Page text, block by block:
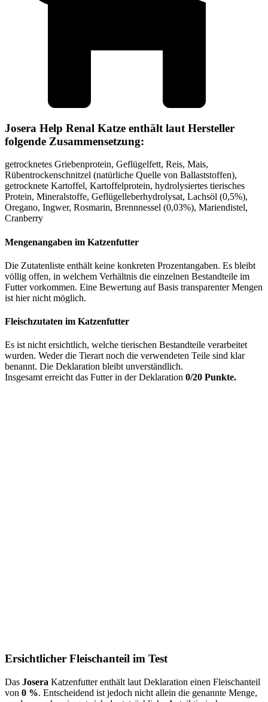
Josera Help Renal Katze enthält laut Hersteller
folgende Zusammensetzung:
getrocknetes Griebenprotein, Geflügelfett, Reis, Mais,
Rübentrockenschnitzel (natürliche Quelle von Ballaststoffen),
getrocknete Kartoffel, Kartoffelprotein, hydrolysiertes tierisches
Protein, Mineralstoffe, Geflügelleberhydrolysat, Lachsöl (0,5%),
Oregano, Ingwer, Rosmarin, Brennnessel (0,03%), Mariendistel,
Cranberry
Mengenangaben im Katzenfutter
Die Zutatenliste enthält keine konkreten Prozentangaben. Es bleibt
völlig offen, in welchem Verhältnis die einzelnen Bestandteile im
Futter vorkommen. Eine Bewertung auf Basis transparenter Mengen
ist hier nicht möglich.
Fleischzutaten im Katzenfutter
Es ist nicht ersichtlich, welche tierischen Bestandteile verarbeitet
wurden. Weder die Tierart noch die verwendeten Teile sind klar
benannt. Die Deklaration bleibt unverständlich.
Insgesamt erreicht das Futter in der Deklaration 0/20 Punkte.
Ersichtlicher Fleischanteil im Test
Das Josera Katzenfutterenthält laut Deklaration einen Fleischanteil
von 0 %. Entscheidend ist jedoch nicht allein die genannte Menge,